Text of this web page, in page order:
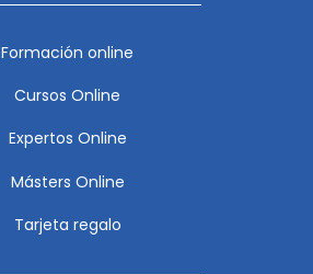
Formación online
Cursos Online
Expertos Online
Másters Online
Tarjeta regalo